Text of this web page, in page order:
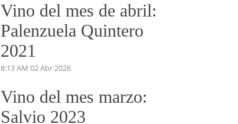
Vino del mes de abril:
Palenzuela Quintero
2021
8:13 AM 02 Abr 2026
Vino del mes marzo:
Salvio 2023